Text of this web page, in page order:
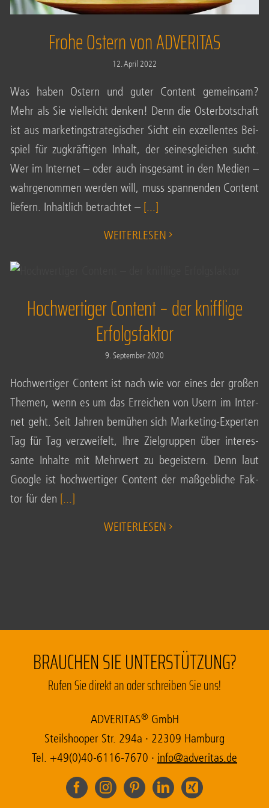
Frohe Ostern von ADVERITAS
12. April 2022
Was haben Ostern und guter Con­tent gemein­sam?
Mehr als Sie viel­leicht den­ken! Denn die Oster­bot­schaft
ist aus mar­ke­ting­stra­te­gi­scher Sicht ein exzel­len­tes Bei­
spiel für zug­kräf­ti­gen Inhalt, der sei­nes­glei­chen sucht.
Wer im Inter­net – oder auch ins­ge­samt in den Medi­en –
wahr­ge­nom­men wer­den will, muss span­nen­den Con­tent
lie­fern. Inhalt­lich betrach­tet – [...]
WEI­TER­LE­SEN
Hoch­wer­ti­ger Con­tent – der kniff­li­ge
Hochwertiger Content – der knifflige
Erfolgsfaktor
9. Sep­tem­ber 2020
Hoch­wer­ti­ger Con­tent ist nach wie vor eines der gro­ßen
The­men, wenn es um das Errei­chen von Usern im Inter­
net geht. Seit Jah­ren bemü­hen sich Mar­ke­ting-Exper­ten
Tag für Tag ver­zwei­felt, Ihre Ziel­grup­pen über inter­es­
san­te Inhal­te mit Mehr­wert zu begeis­tern. Denn laut
Goog­le ist hoch­wer­ti­ger Con­tent der maß­geb­li­che Fak­
tor für den [...]
WEI­TER­LE­SEN
BRAUCHEN SIE UNTERSTÜTZUNG?
Rufen Sie direkt an oder schreiben Sie uns!
ADVE­RI­TAS®GmbH
Steil­sho­o­per Str. 294a · 22309 Ham­burg
Tel. +49(0)40-6116-7670 · ed.sa
tirev
da@of
ni